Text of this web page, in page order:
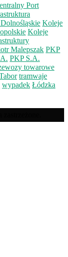
Port
Koleje
Koleje
Malepszak PKP
PKP S.A.
towarowe
tramwaje
wypadek Łódzka